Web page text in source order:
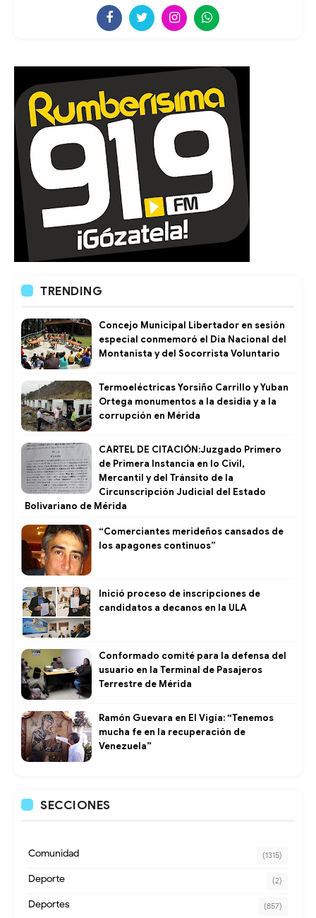
TRENDING
Concejo Municipal Libertador en sesión
especial conmemoró el Dia Nacional del
Montanista y del Socorrista Voluntario
Termoeléctricas Yorsiño Carrillo y Yuban
Ortega monumentos a la desidia y a la
corrupción en Mérida
CARTEL DE CITACIÓN:Juzgado Primero
de Primera Instancia en lo Civil,
Mercantil y del Tránsito de la
Circunscripción Judicial del Estado
Bolivariano de Mérida
“Comerciantes merideños cansados de
los apagones continuos”
Inició proceso de inscripciones de
candidatos a decanos en la ULA
Conformado comité para la defensa del
usuario en la Terminal de Pasajeros
Terrestre de Mérida
Ramón Guevara en El Vigía: “Tenemos
mucha fe en la recuperación de
Venezuela”
SECCIONES
Comunidad (1315)
Deporte (2)
Deportes (857)